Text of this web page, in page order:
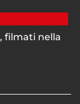
filmati nella